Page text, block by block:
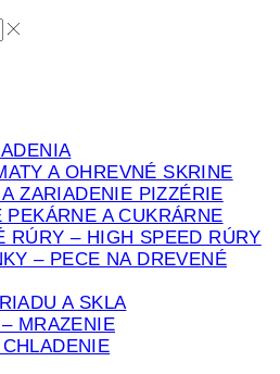
A OHREVNÉ SKRINE
ZARIADENIE PIZZÉRIE
PEKÁRNE A CUKRÁRNE
RÚRY – HIGH SPEED RÚRY
– PECE NA DREVENÉ
A SKLA
MRAZENIE